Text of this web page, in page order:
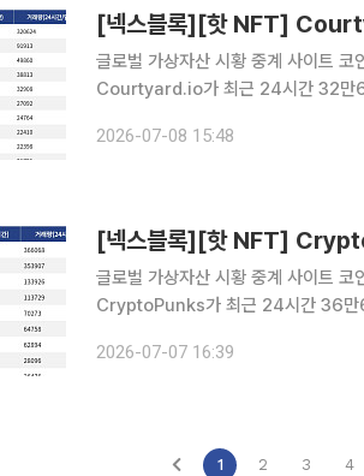
글로벌 가상자산 시황 중계 사이트
Courtyard.io가 최근 24시간 32만
래량 9만1913달러를 기록하며 바닥
2026-07-08 15:48
글로벌 가상자산 시황 중계 사이트
CryptoPunks가 최근 24시간 36만
간 거래량 35만3907달러를 기록하
2026-07-07 16:39
1 2 3 4